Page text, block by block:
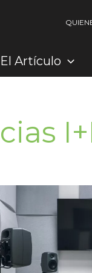
El Artículo